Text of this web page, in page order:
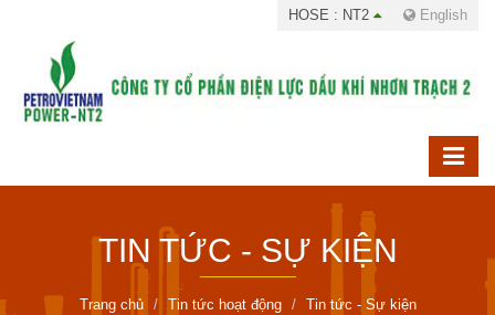
HOSE : NT2 English
TIN TỨC - SỰ KIỆN
Trang chủ Tin tức hoạt động Tin tức - Sự kiện